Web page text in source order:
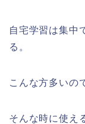
自宅学習は集中
る。
こんな方多いの
そんな時に使え